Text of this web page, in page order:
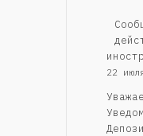
22